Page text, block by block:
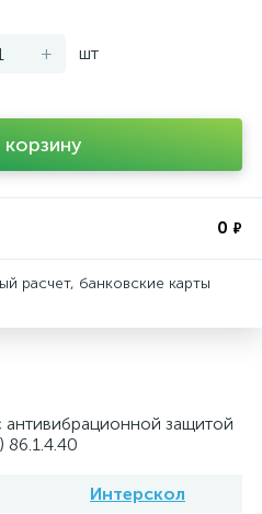
+ шт
корзину
0 ₽
расчет, банковские карты
защитой
Интерскол